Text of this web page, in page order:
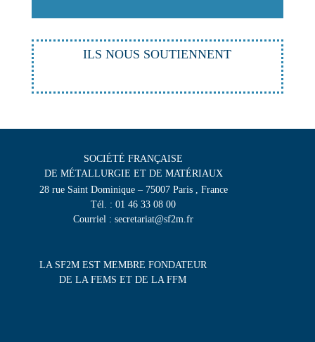
ILS NOUS SOUTIENNENT
SOCIÉTÉ FRANÇAISE
DE MÉTALLURGIE ET DE MATÉRIAUX
28 rue Saint Dominique – 75007 Paris , France
Tél. : 01 46 33 08 00
Courriel : secretariat@sf2m.fr
LA SF2M EST MEMBRE FONDATEUR
DE LA FEMS ET DE LA FFM